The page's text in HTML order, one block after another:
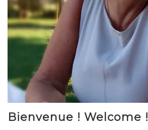
Bienvenue ! Welcome !